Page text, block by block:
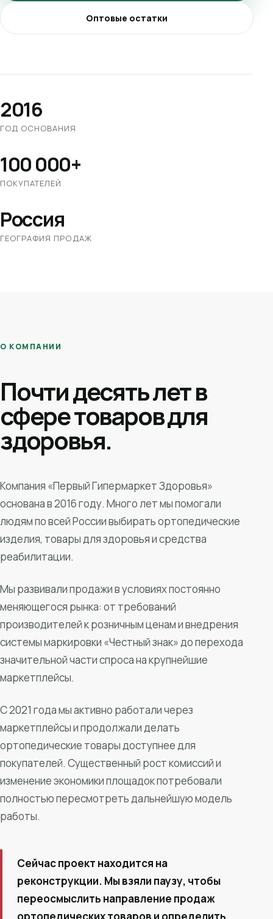
Оптовые остатки
2016
ГОД ОСНОВАНИЯ
100 000+
ПОКУПАТЕЛЕЙ
Россия
ГЕОГРАФИЯ ПРОДАЖ
О КОМПАНИИ
Почти десять лет в
сфере товаров для
здоровья.
Компания «Первый Гипермаркет Здоровья»
основана в 2016 году. Много лет мы помогали
людям по всей России выбирать ортопедические
изделия, товары для здоровья и средства
реабилитации.
Мы развивали продажи в условиях постоянно
меняющегося рынка: от требований
производителей к розничным ценам и внедрения
системы маркировки «Честный знак» до перехода
значительной части спроса на крупнейшие
маркетплейсы.
С 2021 года мы активно работали через
маркетплейсы и продолжали делать
ортопедические товары доступнее для
покупателей. Существенный рост комиссий и
изменение экономики площадок потребовали
полностью пересмотреть дальнейшую модель
работы.
Сейчас проект находится на
реконструкции. Мы взяли паузу, чтобы
переосмыслить направление продаж